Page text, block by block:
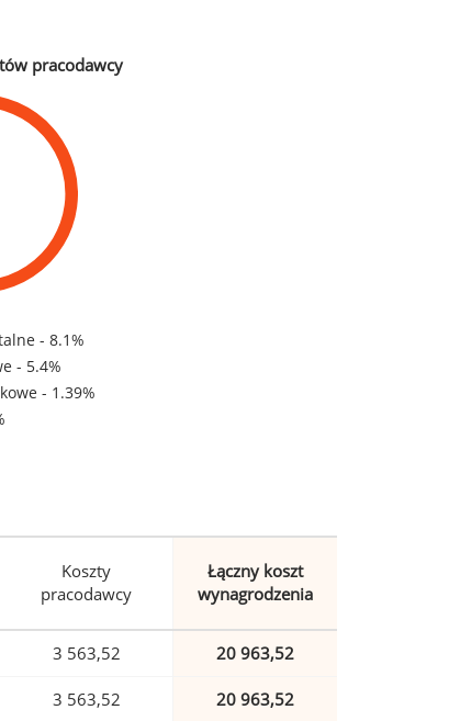
pracodawcy
- 8.1%
- 5.4%
- 1.39%
Koszty
pracodawcy
Łączny koszt
wynagrodzenia
3 563,52 20 963,52
3 563,52 20 963,52